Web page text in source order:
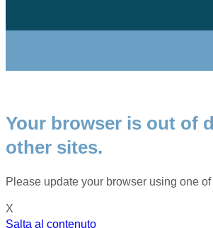
Your browser is out of
other sites.
Please update your browser using one
X
Salta al contenuto